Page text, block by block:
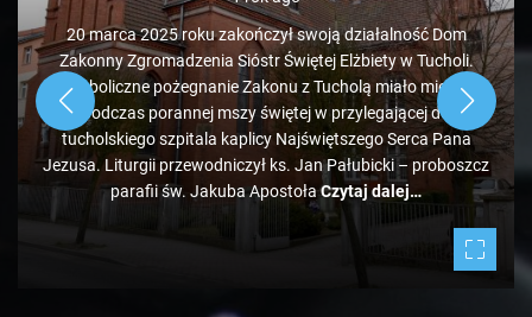
wysypisko śmieci pod Bladowem?
1 rok ago
Zdaje się, że pozycja tucholskiego wysypiska śmieci
administrowanego przez PK jest mocno zagrożona, bo
obok ale od strony Chojnic, przed Bladowem, powstało
drugie, darmowe. Jeżeli zapełniać się będzie w takim
to może być ciekawie.